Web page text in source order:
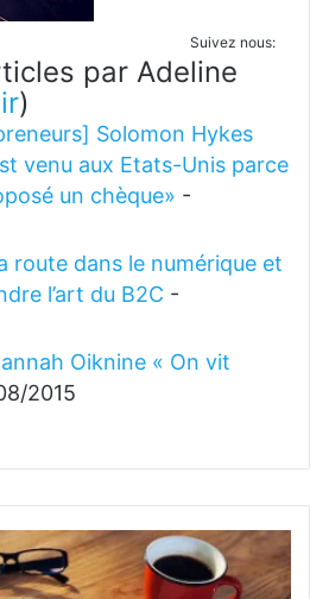
Suivez nous:
par Adeline
)
Solomon Hykes
venu aux Etats-Unis parce
un chèque» -
route dans le numérique et
l’art du B2C -
Oiknine « On vit
2015